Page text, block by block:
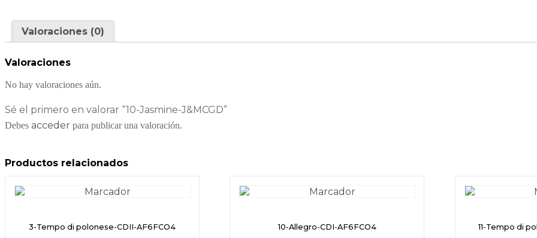
Valoraciones (0)
Valoraciones
No hay valoraciones aún.
Sé el primero en valorar “10-Jasmine-J&MCGD”
Debes acceder para publicar una valoración.
Productos relacionados
3-Tempo di polonese-CDII-AF6FCO4 10-Allegro-CDI-AF6FCO4 11-Tempo di